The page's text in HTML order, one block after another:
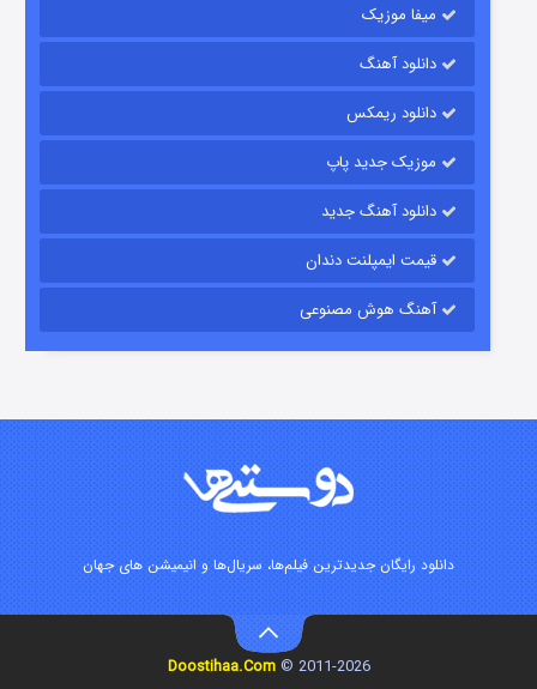
قسمت
قسمت۱۵ (دوبله) منتشر شد
میفا موزیک
دانلود آهنگ
دانلود ریمکس
موزیک جدید پاپ
دانلود آهنگ جدید
قیمت ایمپلنت دندان
آهنگ هوش مصنوعی
دانلود رایگان جدیدترین فیلم‌ها، سریال‌ها و انیمیشن های جهان
2011-2026 ©
Doostihaa.Com